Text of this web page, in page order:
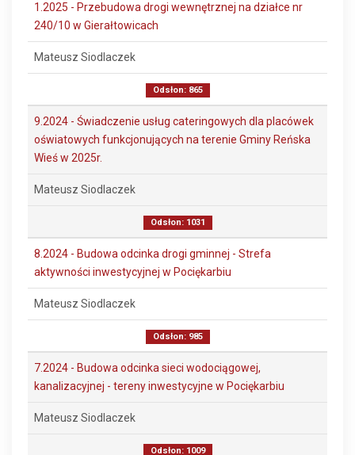
1.2025 - Przebudowa drogi wewnętrznej na działce nr
240/10 w Gierałtowicach
Mateusz Siodlaczek
Odsłon: 865
9.2024 - Świadczenie usług cateringowych dla placówek
oświatowych funkcjonujących na terenie Gminy Reńska
Wieś w 2025r.
Mateusz Siodlaczek
Odsłon: 1031
8.2024 - Budowa odcinka drogi gminnej - Strefa
aktywności inwestycyjnej w Pociękarbiu
Mateusz Siodlaczek
Odsłon: 985
7.2024 - Budowa odcinka sieci wodociągowej,
kanalizacyjnej - tereny inwestycyjne w Pociękarbiu
Mateusz Siodlaczek
Odsłon: 1009